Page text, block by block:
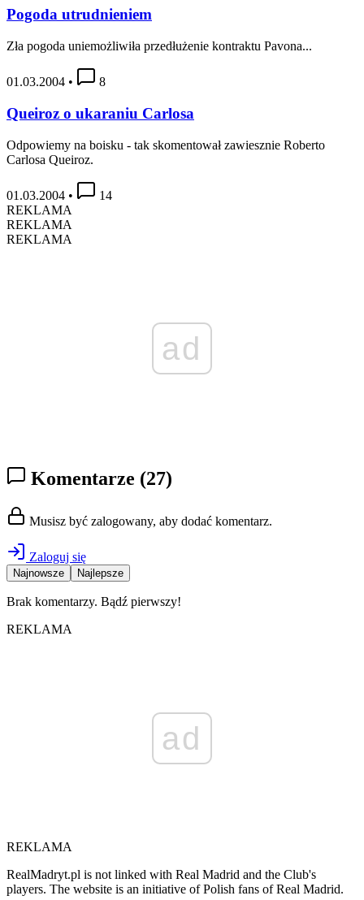
Pogoda utrudnieniem
Zła pogoda uniemożliwiła przedłużenie kontraktu Pavona...
01.03.2004 • 8
Queiroz o ukaraniu Carlosa
Odpowiemy na boisku - tak skomentował zawiesznie Roberto
Carlosa Queiroz.
01.03.2004 •
14
REKLAMA
REKLAMA
REKLAMA
ad
Komentarze (27)
Musisz być zalogowany, aby dodać komentarz.
Zaloguj się
Najnowsze Najlepsze
Brak komentarzy. Bądź pierwszy!
REKLAMA
ad
REKLAMA
RealMadryt.pl is not linked with Real Madrid and the Club's
players. The website is an initiative of Polish fans of Real Madrid.